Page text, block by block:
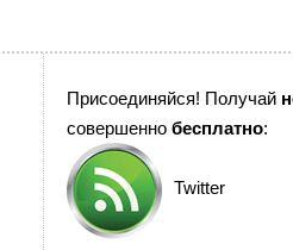
Присоединяйся! Получай
совершенно бесплатно:
Twitter